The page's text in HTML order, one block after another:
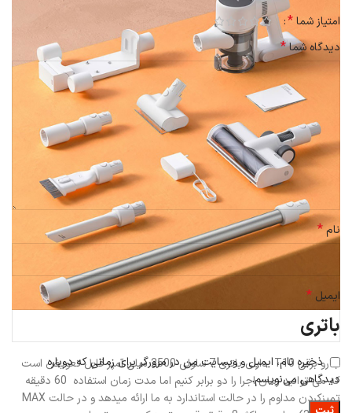
باتری
جارو برقی T10 دارای باتری 7 سلولی 2500 میلی آمپر قابل تعویض است
که می توانید زمان اجرا را دو برابر کنیم اما مدت زمان استفاده 60 دقیقه
تمیزکردن مداوم را در حالت استاندارد به ما ارائه میدهد و در حالت MAX
امتیاز شما*
دیدگاه شما*
نام*
ایمیل *
ذخیره نام، ایمیل و وبسایت من در مرورگر برای زمانی که دوباره
دیدگاهی می‌نویسم.